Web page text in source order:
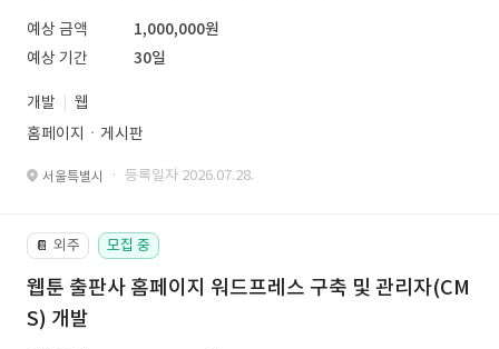
예상 금액
1,000,000원
예상 기간
30일
개발
웹
홈페이지ㆍ게시판
서울특별시 · 등록일자 2026.07.28.
📔 외주 모집 중
웹툰 출판사 홈페이지 워드프레스 구축 및 관리자(CM
S) 개발